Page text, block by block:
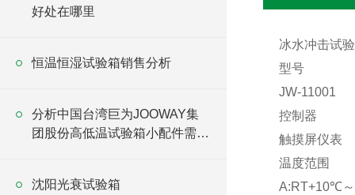
好处在哪里
恒温恒湿试验箱销售分析
分析中国台湾巨为JOOWAY集
团股份高低温试验箱小配件需具
沈阳光衰试验箱
冰水冲击试
型号
JW-11001
控制器
触摸屏仪表
温度范围
A:RT+10℃